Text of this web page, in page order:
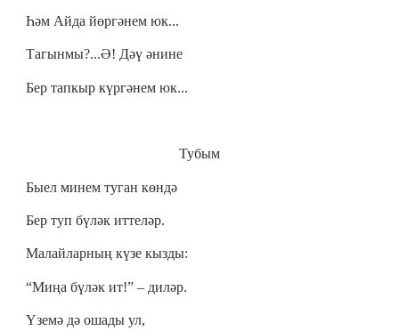
Һәм Айда йөргәнем юк...
Тагынмы?...Ә! Дәү әнине
Бер тапкыр күргәнем юк...
Тубым
Быел минем туган көндә
Бер туп бүләк иттеләр.
Малайларның күзе кызды:
“Миңа бүләк ит!” – диләр.
Үземә дә ошады ул,